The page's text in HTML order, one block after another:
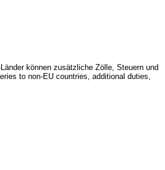
können zusätzliche Zölle, Steuern und
to non-EU countries, additional duties,